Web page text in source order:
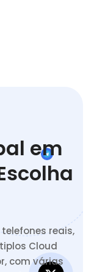
em
reais,
Cloud
com várias